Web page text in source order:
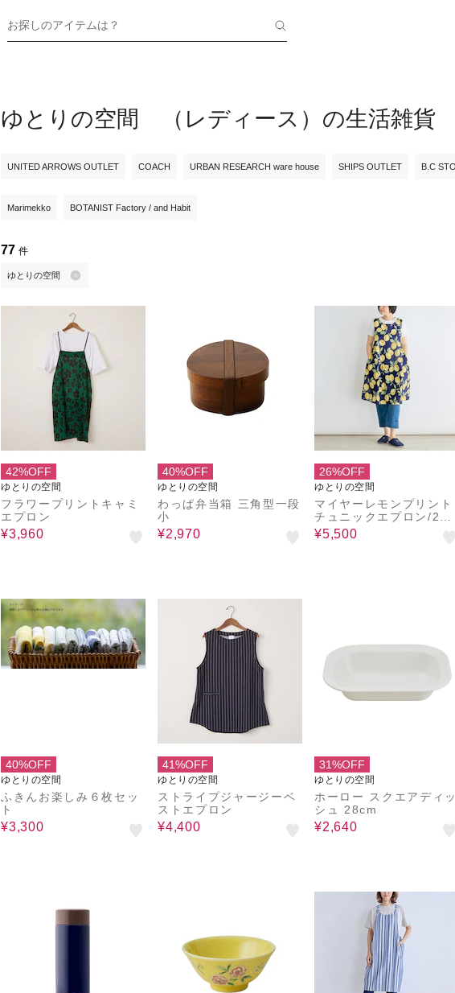
お探しのアイテムは？
ゆとりの空間 （レディース）の生活雑貨
UNITED ARROWS OUTLET COACH URBAN RESEARCH ware house SHIPS OUTLET B.C
Marimekko BOTANIST Factory / and Habit
77 件
ゆとりの空間
42%OFF
ゆとりの空間
フラワープリントキャミ
エプロン
¥3,960
40%OFF
ゆとりの空間
わっぱ弁当箱 三角型一段
小
¥2,970
26%OFF
ゆとりの空間
マイヤーレモンプリント
チュニックエプロン/2wa
y
¥5,500
40%OFF
ゆとりの空間
ふきんお楽しみ６枚セッ
ト
¥3,300
41%OFF
ゆとりの空間
ストライプジャージーベ
ストエプロン
¥4,400
31%OFF
ゆとりの空間
ホーロー スクエアディッ
シュ 28cm
¥2,640